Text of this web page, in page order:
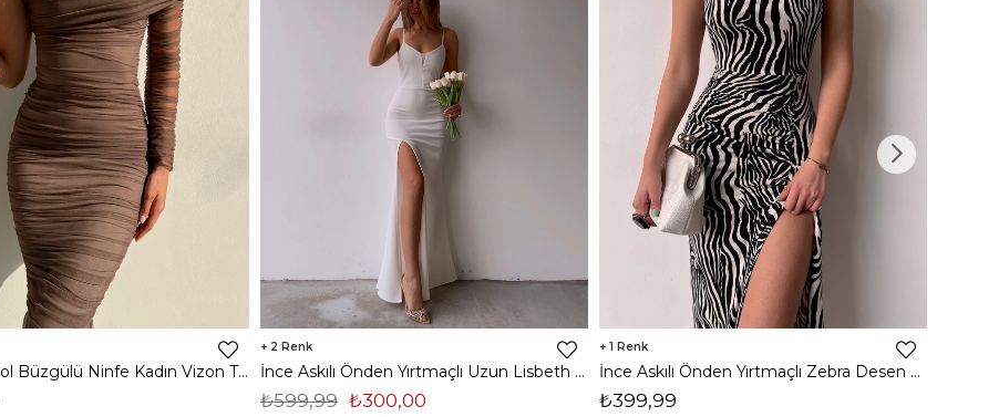
Midi Tek Kol Büzgülü Ninfe Kadın Vizon Tül Elbise 22K000524
2
İnce Askılı Önden Yırtmaçlı Uzun Lisbeth Kadın Beyaz Elbise 22K000581
₺300,00
₺599,99
1
İnce Askılı Önden Yırtmaçlı Zebra Desen Citlali Kadın Renkli Elbise 22Y000068
₺399,99